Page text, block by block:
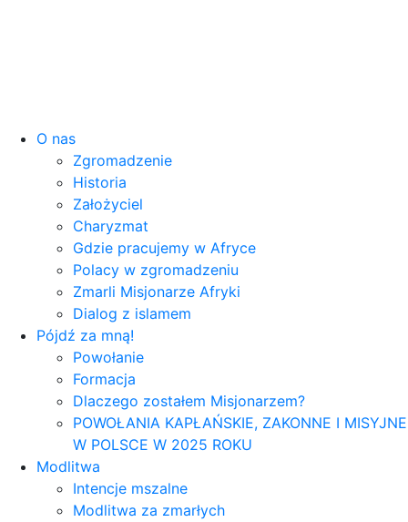
O nas
Zgromadzenie
Historia
Założyciel
Charyzmat
Gdzie pracujemy w Afryce
Polacy w zgromadzeniu
Zmarli Misjonarze Afryki
Dialog z islamem
Pójdź za mną!
Powołanie
Formacja
Dlaczego zostałem Misjonarzem?
POWOŁANIA KAPŁAŃSKIE, ZAKONNE I MISYJNE
W POLSCE W 2025 ROKU
Modlitwa
Intencje mszalne
Modlitwa za zmarłych